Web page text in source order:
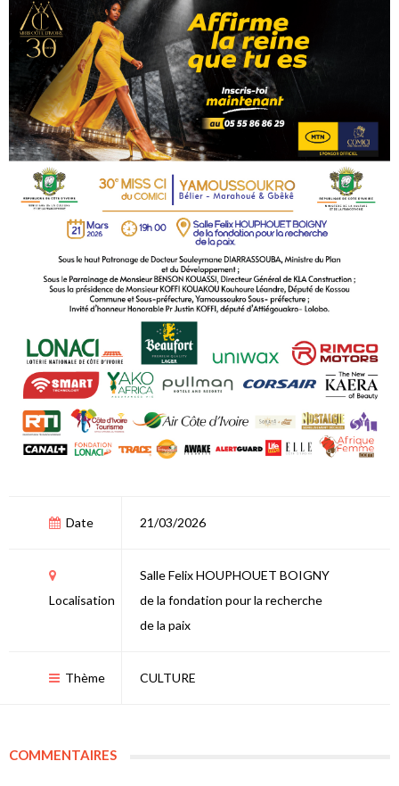
Date 21/03/2026
Localisation
Salle Felix HOUPHOUET BOIGNY
de la fondation pour la recherche
de la paix
Thème CULTURE
COMMENTAIRES